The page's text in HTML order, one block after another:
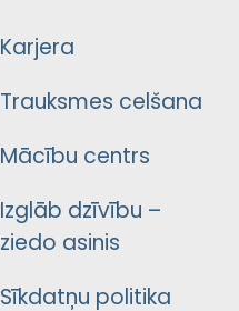
Karjera
Trauksmes celšana
Mācību centrs
Izglāb dzīvību –
ziedo asinis
Sīkdatņu politika